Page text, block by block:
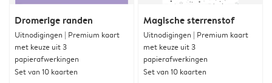
Dromerige randen
Uitnodigingen | Premium kaart
met keuze uit 3
papierafwerkingen
Set van 10 kaarten
Magische sterrenstof
Uitnodigingen | Premium kaart
met keuze uit 3
papierafwerkingen
Set van 10 kaarten